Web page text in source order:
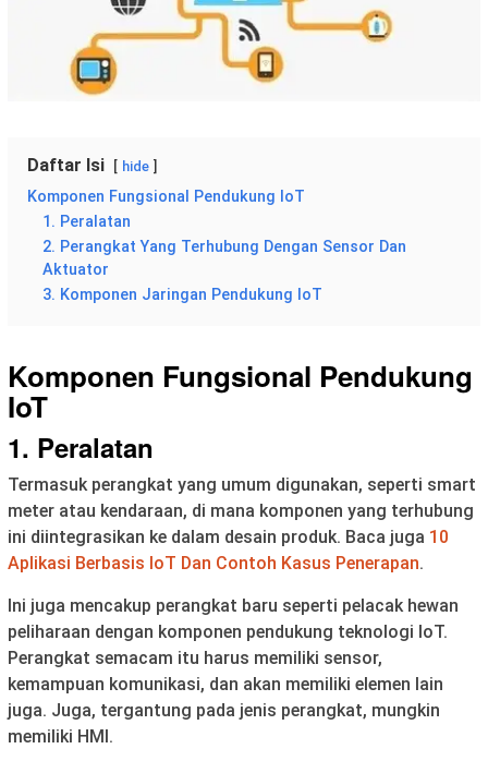
Daftar Isi hide
Komponen Fungsional Pendukung IoT
1. Peralatan
2. Perangkat Yang Terhubung Dengan Sensor Dan
Aktuator
3. Komponen Jaringan Pendukung IoT
Komponen Fungsional Pendukung
IoT
1. Peralatan
Termasuk perangkat yang umum digunakan, seperti smart
meter atau kendaraan, di mana komponen yang terhubung
ini diintegrasikan ke dalam desain produk. Baca juga 10
Aplikasi Berbasis IoT Dan Contoh Kasus Penerapan.
Ini juga mencakup perangkat baru seperti pelacak hewan
peliharaan dengan komponen pendukung teknologi IoT.
Perangkat semacam itu harus memiliki sensor,
kemampuan komunikasi, dan akan memiliki elemen lain
juga. Juga, tergantung pada jenis perangkat, mungkin
memiliki HMI.